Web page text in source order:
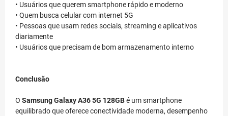
• Usuários que querem smartphone rápido e moderno
• Quem busca celular com internet 5G
• Pessoas que usam redes sociais, streaming e aplicativos
diariamente
• Usuários que precisam de bom armazenamento interno
Conclusão
O Samsung Galaxy A36 5G 128GBé um smartphone
equilibrado que oferece conectividade moderna, desempenho